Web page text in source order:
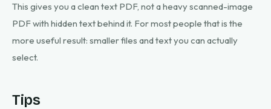
This gives you a clean text PDF, not a heavy scanned-image
PDF with hidden text behind it. For most people that is the
more useful result: smaller files and text you can actually
select.
Tips